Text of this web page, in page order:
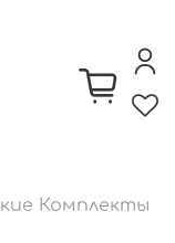
Комплекты